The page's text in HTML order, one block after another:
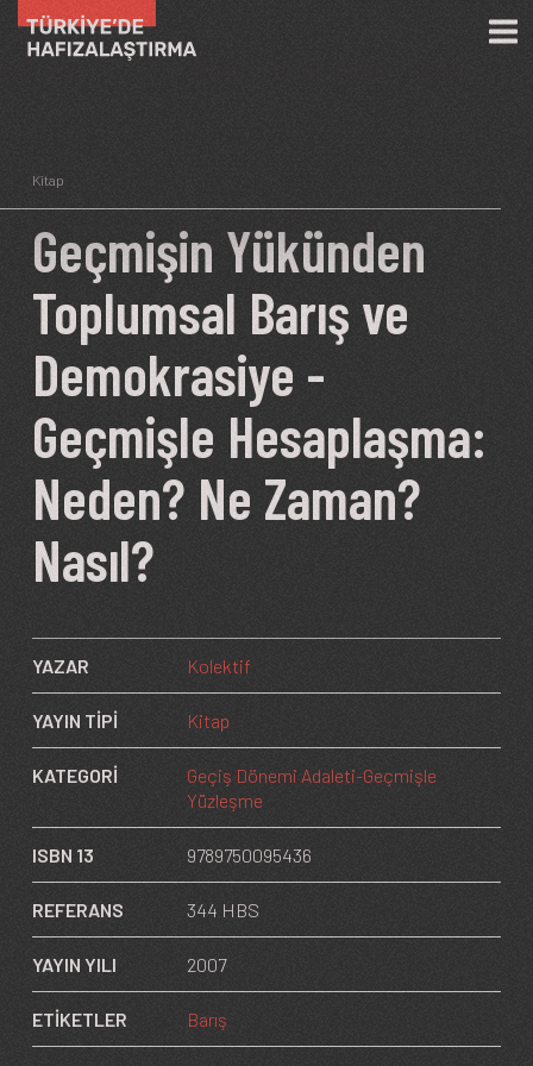
Kitap
Geçmişin Yükünden
Toplumsal Barış ve
Demokrasiye -
Geçmişle Hesaplaşma:
Neden? Ne Zaman?
Nasıl?
YAZAR Kolektif
YAYIN TİPİ Kitap
KATEGORİ
Geçiş Dönemi Adaleti-Geçmişle
Yüzleşme
ISBN 13 9789750095436
REFERANS 344 HBS
YAYIN YILI 2007
ETİKETLER Barış